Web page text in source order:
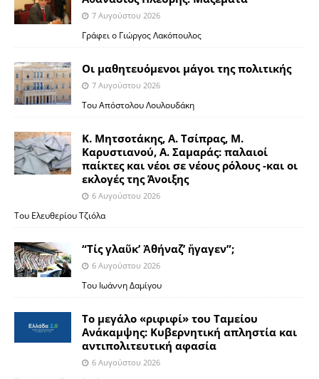
7 Αυγούστου 2026
Γράφει ο Γιώργος Λακόπουλος
Οι μαθητευόμενοι μάγοι της πολιτικής
7 Αυγούστου 2026
Του Απόστολου Λουλουδάκη
Κ. Μητσοτάκης, Α. Τσίπρας, Μ.
Καρυστιανού, Α. Σαμαράς: παλαιοί
παίκτες και νέοι σε νέους ρόλους -και οι
εκλογές της Άνοιξης
6 Αυγούστου 2026
Του Ελευθερίου Τζιόλα
“Τίς γλαῦκ’ Ἀθήναζ’ ἤγαγεν”;
6 Αυγούστου 2026
Του Ιωάννη Δαμίγου
Το μεγάλο «ριφιφί» του Ταμείου
Ανάκαμψης: Κυβερνητική απληστία και
αντιπολιτευτική αφασία
6 Αυγούστου 2026